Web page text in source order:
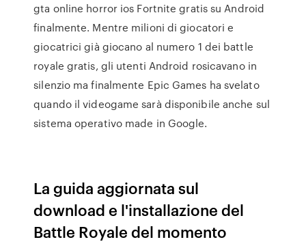
gta online horror ios Fortnite gratis su Android
finalmente. Mentre milioni di giocatori e
giocatrici già giocano al numero 1 dei battle
royale gratis, gli utenti Android rosicavano in
silenzio ma finalmente Epic Games ha svelato
quando il videogame sarà disponibile anche sul
sistema operativo made in Google.
La guida aggiornata sul
download e l'installazione del
Battle Royale del momento